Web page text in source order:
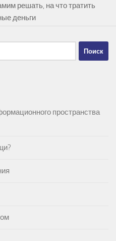
решать, на что тратить
деньги
пространства